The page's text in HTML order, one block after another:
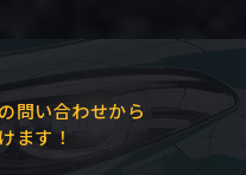
問い合わせから
ます！